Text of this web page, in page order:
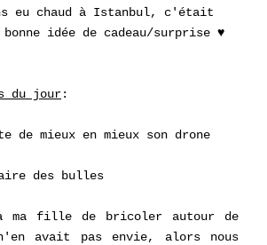
eu chaud à Istanbul, c'était
idée de cadeau/surprise ♥
du jour:
de mieux en mieux son drone
des bulles
ma fille de bricoler autour de
avait pas envie, alors nous